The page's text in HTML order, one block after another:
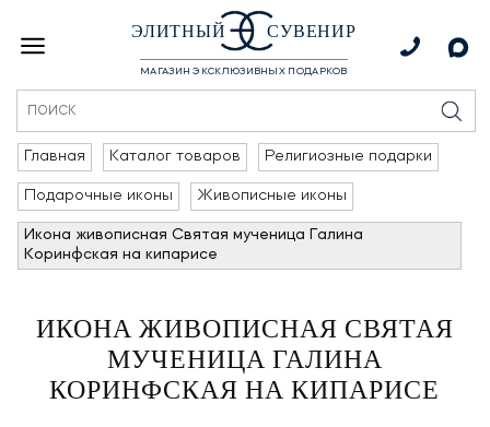
ЭЛИТНЫЙ СУВЕНИР
МАГАЗИН ЭКСКЛЮЗИВНЫХ ПОДАРКОВ
Главная Каталог товаров Религиозные подарки
Подарочные иконы Живописные иконы
Икона живописная Святая мученица Галина
Коринфская на кипарисе
ИКОНА ЖИВОПИСНАЯ СВЯТАЯ
МУЧЕНИЦА ГАЛИНА
КОРИНФСКАЯ НА КИПАРИСЕ